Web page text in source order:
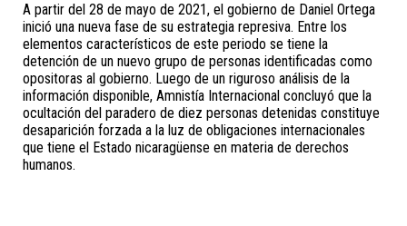
A partir del 28 de mayo de 2021, el gobierno de Daniel Ortega
inició una nueva fase de su estrategia represiva. Entre los
elementos característicos de este periodo se tiene la
detención de un nuevo grupo de personas identificadas como
opositoras al gobierno. Luego de un riguroso análisis de la
información disponible, Amnistía Internacional concluyó que la
ocultación del paradero de diez personas detenidas constituye
desaparición forzada a la luz de obligaciones internacionales
que tiene el Estado nicaragüense en materia de derechos
humanos.